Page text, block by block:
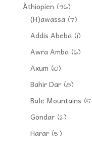
Äthiopien (96)
(H)awassa(7)
Addis Abeba(11)
Awra Amba(6)
Axum (10)
Bahir Dar(8)
Bale Mountains
Gondar(2)
Harar(5)